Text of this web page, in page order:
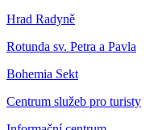
Hrad Radyně
Rotunda sv. Petra a Pavla
Bohemia Sekt
Centrum služeb pro turisty